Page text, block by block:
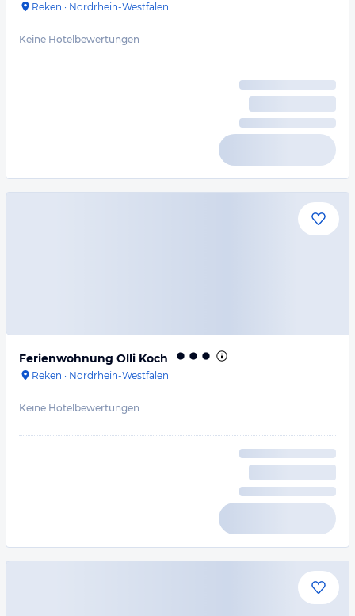
Reken · Nordrhein-Westfalen
Keine Hotelbewertungen
Ferienwohnung Olli Koch
Reken · Nordrhein-Westfalen
Keine Hotelbewertungen